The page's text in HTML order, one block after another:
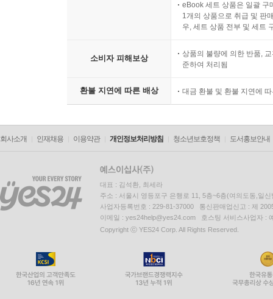
eBook 세트 상품은 일괄 구
1개의 상품으로 취급 및 판
우, 세트 상품 전부 및 세트
소비자 피해보상
상품의 불량에 의한 반품,
준하여 처리됨
환불 지연에 따른 배상 대금 환불 및 환불 지연에
회사소개 인재채용 이용약관 개인정보처리방침 청소년보호정책 도서홍보안내
대표 : 김석환, 최세라
주소 : 서울시 영등포구 은행로 11, 5층~6층(여의도동,일신
사업자등록번호 : 229-81-37000 통신판매업신고 : 제
이메일 : yes24help@yes24.com 호스팅 서비스사업자 :
Copyright ⓒ YES24 Corp. All Rights Reserved.